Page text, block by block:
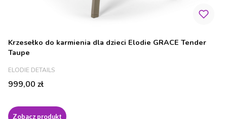
Krzesełko do karmienia dla dzieci Elodie GRACE Tender
Taupe
PRODUCENT
ELODIE DETAILS
Cena
999,00 zł
Zobacz produkt